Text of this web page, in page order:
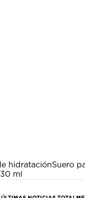
hidrataciónSuero
ml